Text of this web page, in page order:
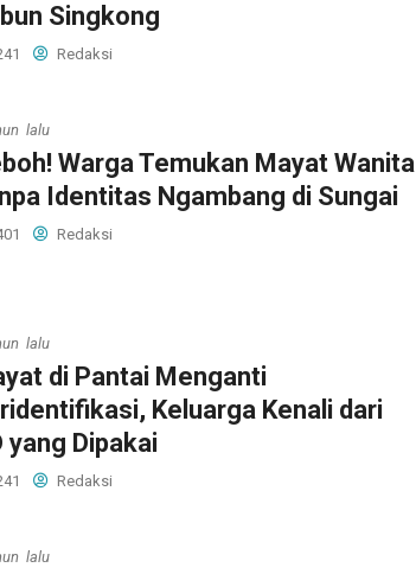
Singkong
Redaksi
lalu
Warga Temukan Mayat Wanita
Identitas Ngambang di Sungai
Redaksi
lalu
di Pantai Menganti
Keluarga Kenali dari
yang Dipakai
Redaksi
lalu